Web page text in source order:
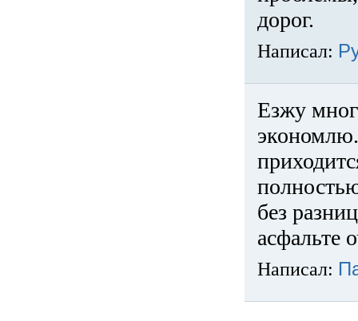
дорог.
Написал:
Езжу
без
асфальте
Написал: